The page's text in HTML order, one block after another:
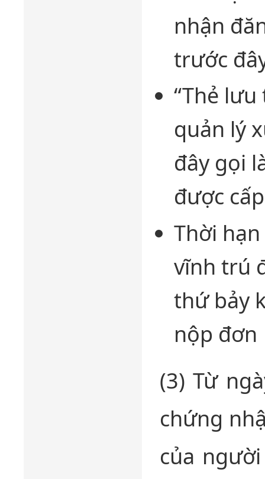
nhận
trước
“Thẻ
quản lý
đây gọi
được
Thời
vĩnh trú
thứ bảy
nộp đơn
(3) Từ
chứng
của